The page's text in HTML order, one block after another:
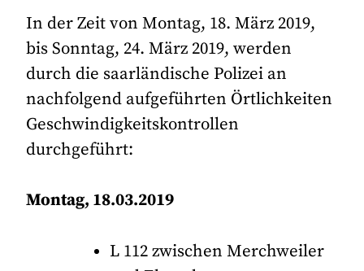
In der Zeit von Montag, 18. März 2019,
bis Sonntag, 24. März 2019, werden
durch die saarländische Polizei an
nachfolgend aufgeführten Örtlichkeiten
Geschwindigkeitskontrollen
durchgeführt:
Montag, 18.03.2019
L 112 zwischen Merchweiler